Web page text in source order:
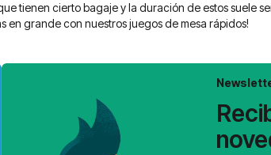
tienen cierto bagaje y la duración de estos suele
en grande con nuestros juegos de mesa rápidos!